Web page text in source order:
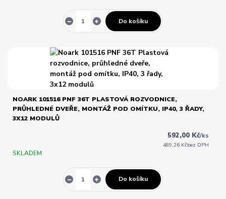
Do košíku
NOARK 101516 PNF 36T PLASTOVÁ ROZVODNICE,
PRŮHLEDNÉ DVEŘE, MONTÁŽ POD OMÍTKU, IP40, 3 ŘADY,
3X12 MODULŮ
592,00 Kč/ks
489,26 Kčbez DPH
SKLADEM
Do košíku